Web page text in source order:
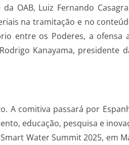
OAB, Luiz Fernando
na tramitação e no
entre os Poderes, a ofensa
Kanayama, presidente
A comitiva passará por
educação, pesquisa e
Water Summit 2025, em